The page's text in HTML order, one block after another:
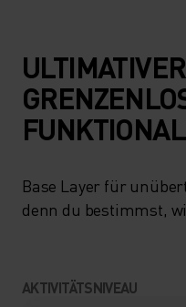
Base Layer für
denn du bestimmst,
AKTIVITÄTSNIVEAU